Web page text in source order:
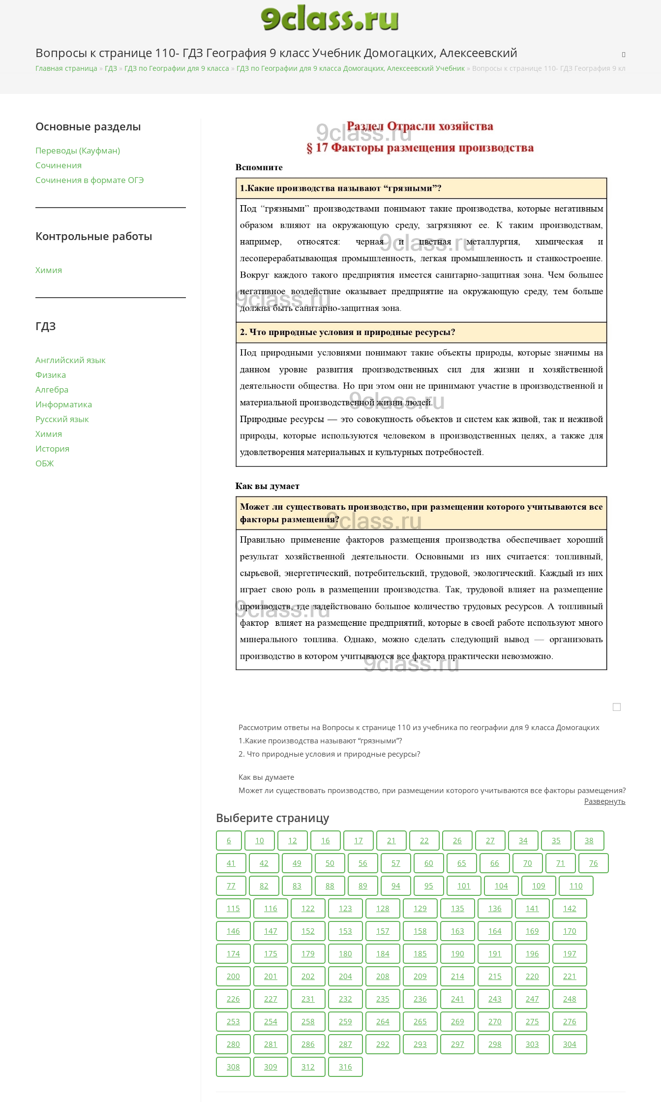
Вопросы к странице 110- ГДЗ География 9 класс Учебник Домогацких, Алексеевский
Главная страница » ГДЗ » ГДЗ по Географии для 9 класса » ГДЗ по Географии для 9 класса Домогацких, Алексеевский Учебник » Вопросы к странице 110- ГДЗ География 9 класс
Основные разделы
Переводы (Кауфман)
Сочинения
Сочинения в формате ОГЭ
Контрольные работы
Химия
ГДЗ
Английский язык
Физика
Алгебра
Информатика
Русский язык
Химия
История
ОБЖ
Развернуть
Рассмотрим ответы на Вопросы к странице 110 из учебника по географии для 9 класса Домогацких
1.Какие производства называют “грязными”?
2. Что природные условия и природные ресурсы?
Как вы думаете
Может ли существовать производство, при размещении которого учитываются все факторы размещения?
Выберите страницу
6 10 12 16 17 21 22 26 27 34 35 38
41 42 49 50 56 57 60 65 66 70 71 76
77 82 83 88 89 94 95 101 104 109 110
115 116 122 123 128 129 135 136 141 142
146 147 152 153 157 158 163 164 169 170
174 175 179 180 184 185 190 191 196 197
200 201 202 204 208 209 214 215 220 221
226 227 231 232 235 236 241 243 247 248
253 254 258 259 264 265 269 270 275 276
280 281 286 287 292 293 297 298 303 304
308 309 312 316